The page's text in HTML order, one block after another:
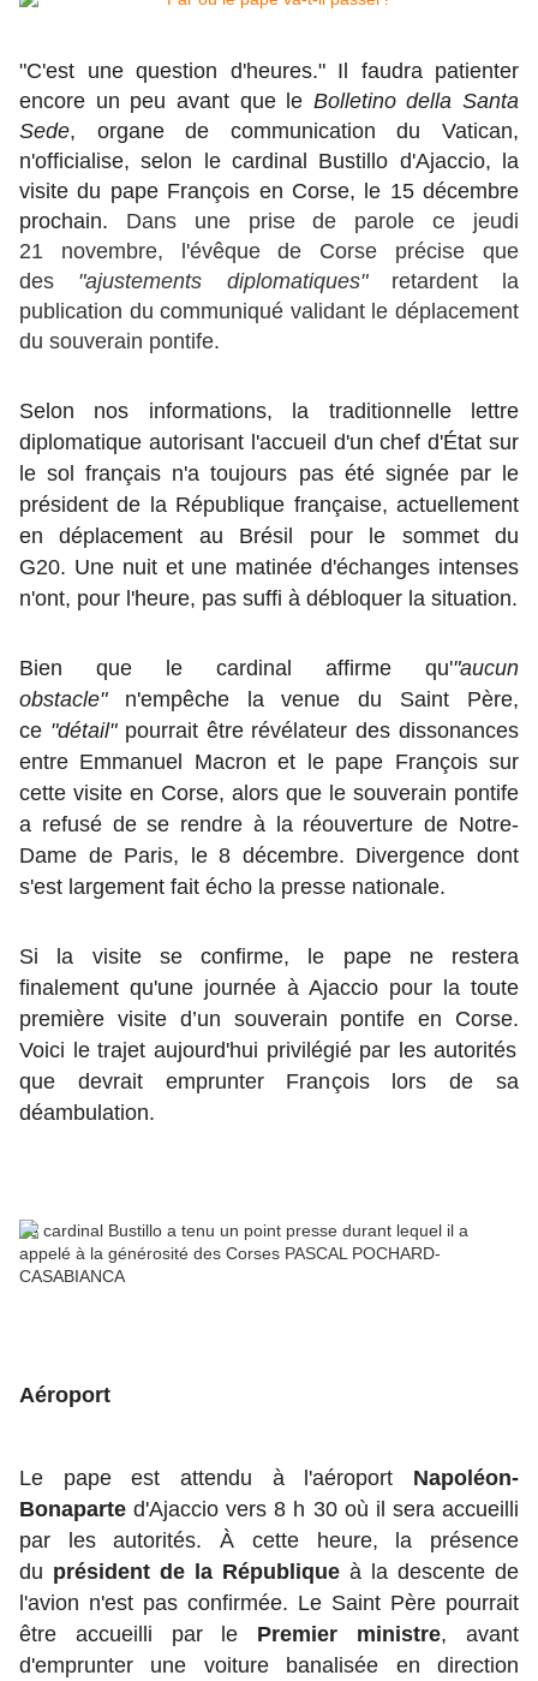
"C'est une question d'heures." Il faudra patienter
encore un peu avant que le Bolletino della Santa
Sede, organe de communication du Vatican,
n'officialise, selon le cardinal Bustillo d'Ajaccio, la
visite du pape François en Corse, le 15 décembre
prochain. Dans une prise de parole ce jeudi
21 novembre, l'évêque de Corse précise que
des "ajustements diplomatiques"retardent la
publication du communiqué validant le déplacement
du souverain pontife.
Selon nos informations, la traditionnelle lettre
diplomatique autorisant l'accueil d'un chef d'État sur
le sol français n'a toujours pas été signée par le
président de la République française, actuellement
en déplacement au Brésil pour le sommet du
G20. Une nuit et une matinée d'échanges intenses
n'ont, pour l'heure, pas suffi à débloquer la situation.
Bien que le cardinal affirme qu'"aucun
obstacle"n'empêche la venue du Saint Père,
ce "détail"pourrait être révélateur des dissonances
entre Emmanuel Macron et le pape François sur
cette visite en Corse, alors que le souverain pontife
a refusé de se rendre à la réouverture de Notre-
Dame de Paris, le 8 décembre. Divergence dont
s'est largement fait écho la presse nationale.
Si la visite se confirme, le pape ne restera
finalement qu'une journée à Ajaccio pour la toute
première visite d’un souverain pontife en Corse.
Voici le trajet aujourd'hui privilégié par les autorités
que devrait emprunter François lors de sa
déambulation.
Le cardinal Bustillo a tenu un point presse durant lequel il a
appelé à la générosité des Corses PASCAL POCHARD-
CASABIANCA
Aéroport
Le pape est attendu à l'aéroport Napoléon-
Bonaparte d'Ajaccio vers 8 h 30 où il sera accueilli
par les autorités. À cette heure, la présence
du président de la République à la descente de
l'avion n'est pas confirmée. Le Saint Père pourrait
être accueilli par le Premier ministre, avant
d'emprunter une voiture banalisée en direction